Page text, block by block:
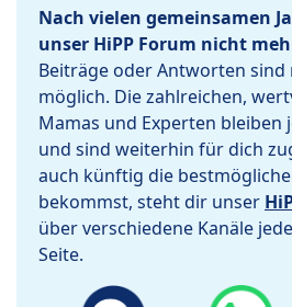
Nach vielen gemeinsamen
unser HiPP Forum nicht
Beiträge oder Antworten
möglich. Die zahlreichen,
Mamas und Experten bleiben
und sind weiterhin für dich
auch künftig die
bekommst, steht dir unser
über verschiedene Kanäle
Seite.